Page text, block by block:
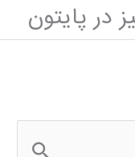
در پایتون